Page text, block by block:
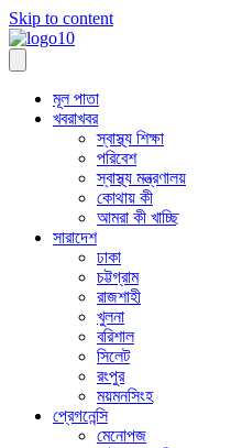
Skip to content
মূল পাতা
খবরাখবর
স্বাস্থ্য শিক্ষা
পরিবেশ
স্বাস্থ্য মন্ত্রণালয়
কোথায় কী
আমরা কী খাচ্ছি
সারাদেশ
ঢাকা
চট্টগ্রাম
রাজশাহী
খুলনা
বরিশাল
সিলেট
রংপুর
ময়মনসিংহ
প্রেগনেন্সি
মেনোপজ